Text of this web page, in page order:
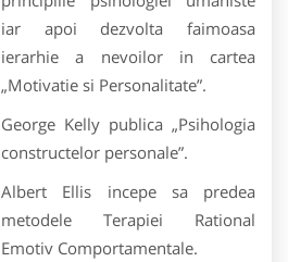
iar apoi dezvolta faimoasa
ierarhie a nevoilor in cartea
„Motivatie si Personalitate”.
George Kelly publica „Psihologia
constructelor personale”.
Albert Ellis incepe sa predea
metodele Terapiei Rational
Emotiv Comportamentale.